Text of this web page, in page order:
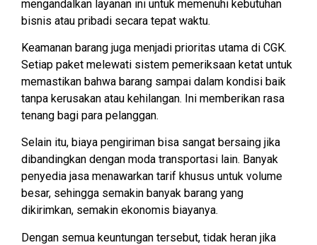
mengandalkan layanan ini untuk memenuhi kebutuhan
bisnis atau pribadi secara tepat waktu.
Keamanan barang juga menjadi prioritas utama di CGK.
Setiap paket melewati sistem pemeriksaan ketat untuk
memastikan bahwa barang sampai dalam kondisi baik
tanpa kerusakan atau kehilangan. Ini memberikan rasa
tenang bagi para pelanggan.
Selain itu, biaya pengiriman bisa sangat bersaing jika
dibandingkan dengan moda transportasi lain. Banyak
penyedia jasa menawarkan tarif khusus untuk volume
besar, sehingga semakin banyak barang yang
dikirimkan, semakin ekonomis biayanya.
Dengan semua keuntungan tersebut, tidak heran jika